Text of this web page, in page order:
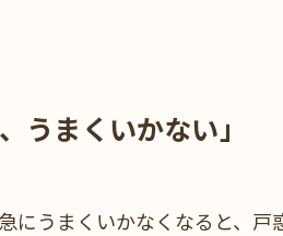
うまくいかない」
にうまくいかなくなると、